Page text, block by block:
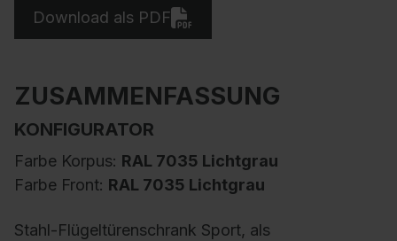
Download als PDF
ZUSAMMENFASSUNG
KONFIGURATOR
Farbe Korpus: RAL 7035 Lichtgrau
Farbe Front: RAL 7035 Lichtgrau
Stahl-Flügeltürenschrank Sport, als